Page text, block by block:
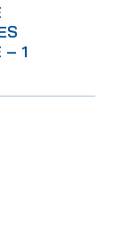
– 1